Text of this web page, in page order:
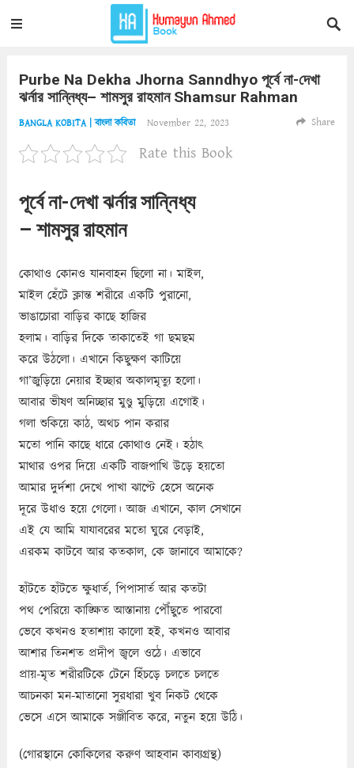
Purbe Na Dekha Jhorna Sanndhyo পূর্বে না-দেখা
ঝর্নার সান্নিধ্য– শামসুর রাহমান Shamsur Rahman
BANGLA KOBITA | বাংলা কবিতা November 22, 2023 Share
Rate this Book
পূর্বে না-দেখা ঝর্নার সান্নিধ্য
– শামসুর রাহমান
কোথাও কোনও যানবাহন ছিলো না। মাইল,
মাইল হেঁটে ক্লান্ত শরীরে একটি পুরানো,
ভাঙাচোরা বাড়ির কাছে হাজির
হলাম। বাড়ির দিকে তাকাতেই গা ছমছম
করে উঠলো। এখানে কিছুক্ষণ কাটিয়ে
গা’জুড়িয়ে নেয়ার ইচ্ছার অকালমৃত্যু হলো।
আবার ভীষণ অনিচ্ছার মুণ্ডু মুড়িয়ে এগোই।
গলা শুকিয়ে কাঠ, অথচ পান করার
মতো পানি কাছে ধারে কোথাও নেই। হঠাৎ
মাথার ওপর দিয়ে একটি বাজপাখি উড়ে হয়তো
আমার দুর্দশা দেখে পাখা ঝাপ্টে হেসে অনেক
দূরে উধাও হয়ে গেলো। আজ এখানে, কাল সেখানে
এই যে আমি যাযাবরের মতো ঘুরে বেড়াই,
এরকম কাটবে আর কতকাল, কে জানাবে আমাকে?
হাঁটতে হাঁটতে ক্ষুধার্ত, পিপাসার্ত আর কতটা
পথ পেরিয়ে কাঙ্ক্ষিত আস্তানায় পৌঁছুতে পারবো
ভেবে কখনও হতাশায় কালো হই, কখনও আবার
আশার তিনশত প্রদীপ জ্বলে ওঠে। এভাবে
প্রায়-মৃত শরীরটিকে টেনে হিঁচড়ে চলতে চলতে
আচনকা মন-মাতানো সুরধারা খুব নিকট থেকে
ভেসে এসে আমাকে সঞ্জীবিত করে, নতুন হয়ে উঠি।
(গোরস্থানে কোকিলের করুণ আহবান কাব্যগ্রন্থ)